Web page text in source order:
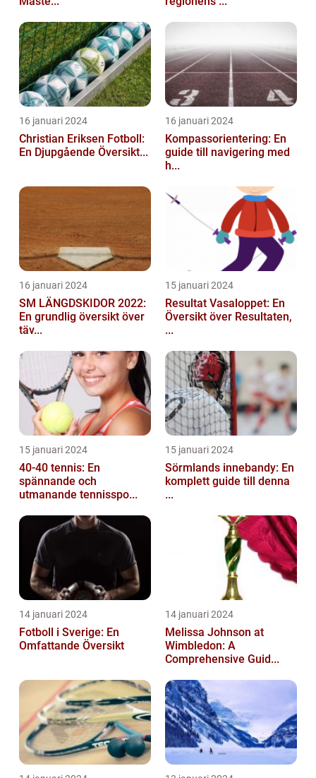
16 januari 2024
Christian Eriksen Fotboll:
En Djupgående Översikt...
16 januari 2024
Kompassorientering: En
guide till navigering med
h...
16 januari 2024
SM LÄNGDSKIDOR 2022:
En grundlig översikt över
täv...
15 januari 2024
Resultat Vasaloppet: En
Översikt över Resultaten,
...
15 januari 2024
40-40 tennis: En
spännande och
utmanande tennisspo...
15 januari 2024
Sörmlands innebandy: En
komplett guide till denna
...
14 januari 2024
Fotboll i Sverige: En
Omfattande Översikt
14 januari 2024
Melissa Johnson at
Wimbledon: A
Comprehensive Guid...